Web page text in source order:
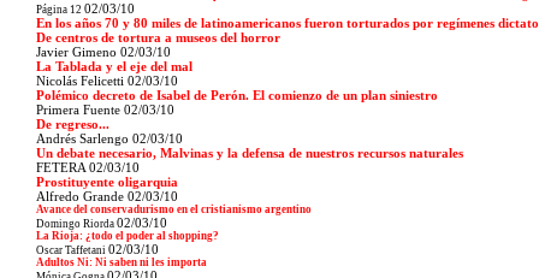
Página 12 02/03/10
En los años 70 y 80 miles de latinoamericanos fueron torturados por regímenes
De centros de tortura a museos del horror
Javier Gimeno 02/03/10
La Tablada y el eje del mal
Nicolás Felicetti 02/03/10
Polémico decreto de Isabel de Perón. El comienzo de un plan siniestro
Primera Fuente 02/03/10
De regreso...
Andrés Sarlengo 02/03/10
Un debate necesario, Malvinas y la defensa de nuestros recursos naturales
FETERA 02/03/10
Prostituyente oligarquia
Alfredo Grande 02/03/10
Avance del conservadurismo en el cristianismo argentino
Domingo Riorda 02/03/10
La Rioja: ¿todo el poder al shopping?
Oscar Taffetani 02/03/10
Adultos Ni: Ni saben ni les importa